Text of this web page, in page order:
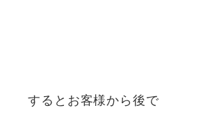
するとお客様から後で